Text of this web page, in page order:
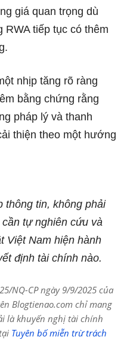
giá quan trọng dù
RWA tiếp tục có thêm
nhịp tăng rõ ràng
bằng chứng rằng
pháp lý và thanh
thiện theo một hướng
thông tin, không phải
tự nghiên cứu và
Việt Nam hiện hành
định tài chính nào.
NQ-CP ngày 9/9/2025 của
Blogtienao.com chỉ mang
là khuyến nghị tài chính
Tuyên bố miễn trừ trách